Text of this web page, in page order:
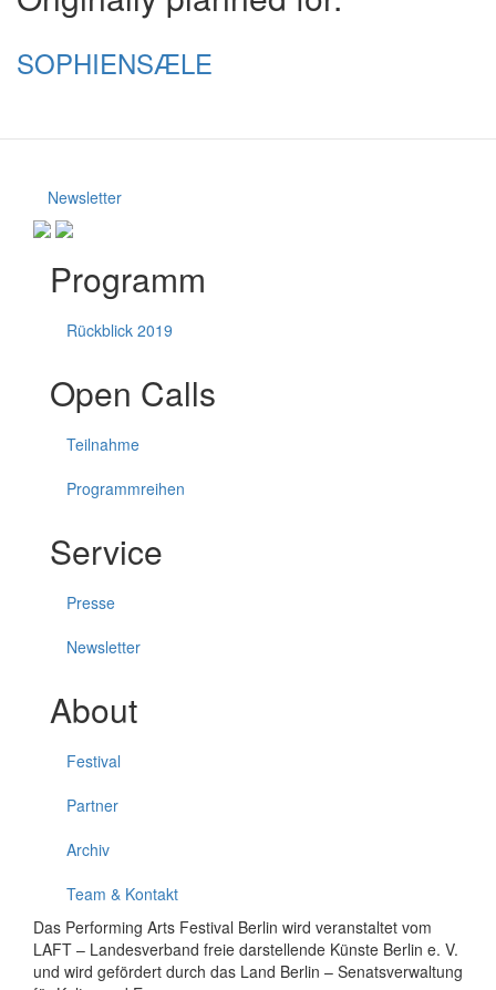
SOPHIENSÆLE
Newsletter
Programm
Rückblick 2019
Open Calls
Teilnahme
Programmreihen
Service
Presse
Newsletter
About
Festival
Partner
Archiv
Team & Kontakt
Das Performing Arts Festival Berlin wird veranstaltet vom
LAFT – Landesverband freie darstellende Künste Berlin e. V.
und wird gefördert durch das Land Berlin – Senatsverwaltung